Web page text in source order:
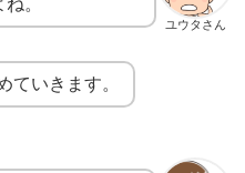
ユウタさん
ていきます。